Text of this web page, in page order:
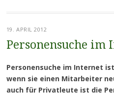
19. APRIL 2012
Personensuche im
Personensuche im Internet
wenn sie einen Mitarbeiter
auch für Privatleute ist die